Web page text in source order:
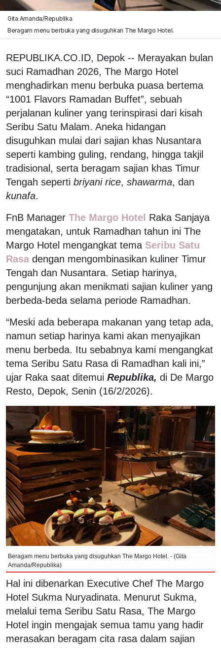
Gita Amanda/Republika
Beragam menu berbuka yang disuguhkan The Margo Hotel.
REPUBLIKA.CO.ID, Depok -- Merayakan bulan
suci Ramadhan 2026, The Margo Hotel
menghadirkan menu berbuka puasa bertema
“1001 Flavors Ramadan Buffet”, sebuah
perjalanan kuliner yang terinspirasi dari kisah
Seribu Satu Malam. Aneka hidangan
disuguhkan mulai dari sajian khas Nusantara
seperti kambing guling, rendang, hingga takjil
tradisional, serta beragam sajian khas Timur
Tengah seperti briyani rice, shawarma, dan
kunafa.
FnB Manager The Margo Hotel Raka Sanjaya
mengatakan, untuk Ramadhan tahun ini The
Margo Hotel mengangkat tema Seribu Satu
Rasa dengan mengombinasikan kuliner Timur
Tengah dan Nusantara. Setiap harinya,
pengunjung akan menikmati sajian kuliner yang
berbeda-beda selama periode Ramadhan.
“Meski ada beberapa makanan yang tetap ada,
namun setiap harinya kami akan menyajikan
menu berbeda. Itu sebabnya kami mengangkat
tema Seribu Satu Rasa di Ramadhan kali ini,”
ujar Raka saat ditemui Republika, di De Margo
Resto, Depok, Senin (16/2/2026).
Beragam menu berbuka yang disuguhkan The Margo Hotel. - (Gita
Amanda/Republika)
Hal ini dibenarkan Executive Chef The Margo
Hotel Sukma Nuryadinata. Menurut Sukma,
melalui tema Seribu Satu Rasa, The Margo
Hotel ingin mengajak semua tamu yang hadir
merasakan beragam cita rasa dalam sajian